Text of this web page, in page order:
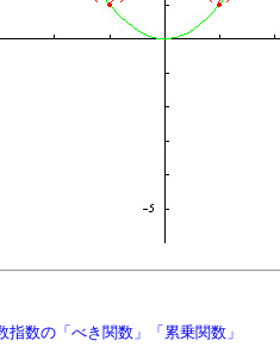
指数の「べき関数」「累乗関数」